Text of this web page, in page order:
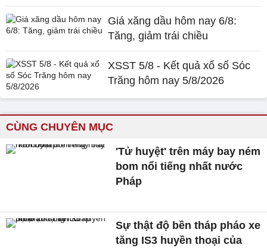
Giá xăng dầu hôm nay 6/8:
Tăng, giảm trái chiều
XSST 5/8 - Kết quả xổ số Sóc
Trăng hôm nay 5/8/2026
CÙNG CHUYÊN MỤC
'Tử huyệt' trên máy bay ném
bom nổi tiếng nhất nước
Pháp
Sự thật độ bền tháp pháo xe
tăng IS3 huyền thoại của